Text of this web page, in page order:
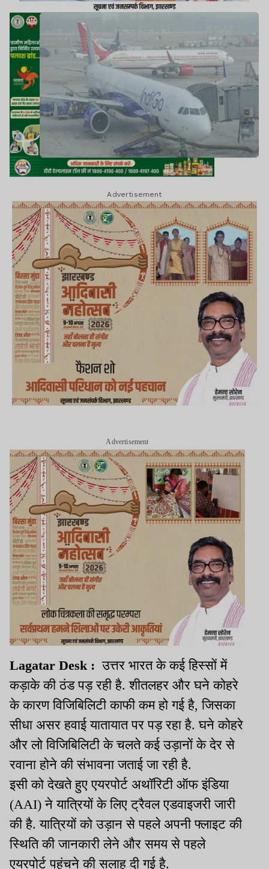
Advertisement
Advertisement
Lagatar Desk :उत्तर भारत के कई हिस्सों में
कड़ाके की ठंड पड़ रही है. शीतलहर और घने कोहरे
के कारण विजिबिलिटी काफी कम हो गई है, जिसका
सीधा असर हवाई यातायात पर पड़ रहा है. घने कोहरे
और लो विजिबिलिटी के चलते कई उड़ानों के देर से
रवाना होने की संभावना जताई जा रही है.
इसी को देखते हुए एयरपोर्ट अथॉरिटी ऑफ इंडिया
(AAI)ने यात्रियों के लिए ट्रैवल एडवाइजरी जारी
की है. यात्रियों को उड़ान से पहले अपनी फ्लाइट की
स्थिति की जानकारी लेने और समय से पहले
एयरपोर्ट पहुंचने की सलाह दी गई है.